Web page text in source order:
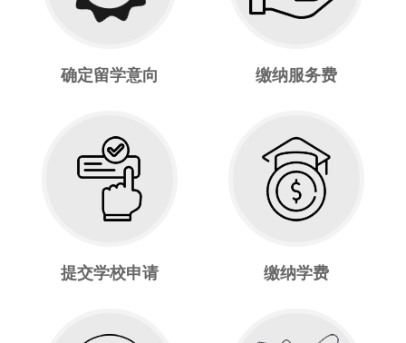
确定留学意向 缴纳服务费
提交学校申请 缴纳学费